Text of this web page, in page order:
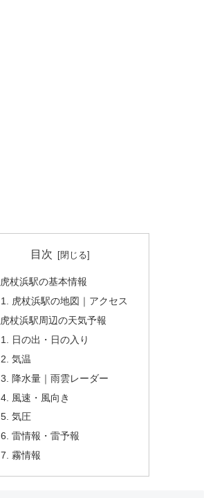
目次
虎杖浜駅の基本情報
虎杖浜駅の地図｜アクセス
虎杖浜駅周辺の天気予報
日の出・日の入り
気温
降水量｜雨雲レーダー
風速・風向き
気圧
雷情報・雷予報
霧情報